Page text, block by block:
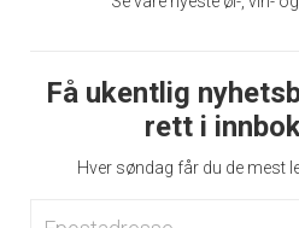
Få ukentlig
rett i
Hver søndag får du de mest